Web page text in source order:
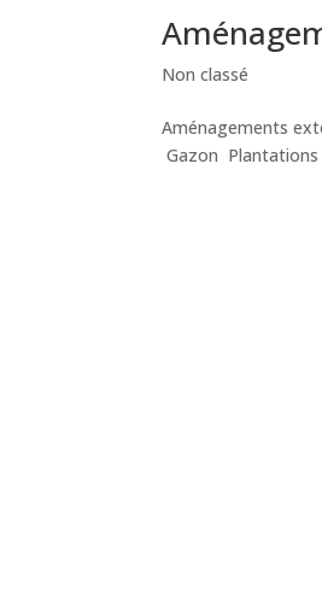
Non classé
Aménagements
Gazon Plantations